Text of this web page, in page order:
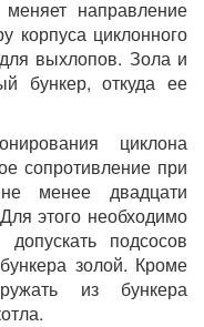
направление
корпуса циклонного
выхлопов. Зола и
бункер, откуда ее
циклона
сопротивление при
менее двадцати
этого необходимо
подсосов
золой. Кроме
из бункера